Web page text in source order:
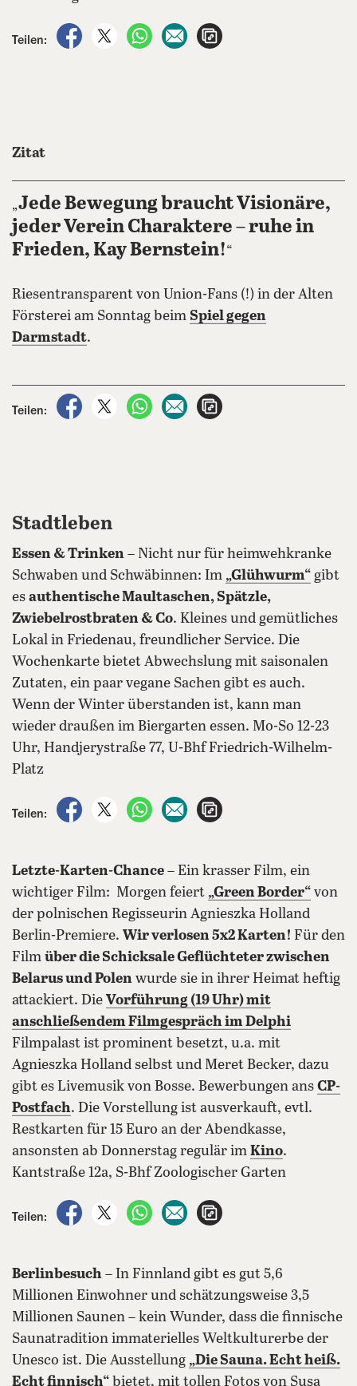
Teilen:
auf Facebook teilen
auf X teilenper WhatsApp teilen
per E-Mail teilen
Zitat
„Jede Bewegung braucht Visionäre,
jeder Verein Charaktere – ruhe in
Frieden, Kay Bernstein!“
Riesentransparent von Union-Fans (!) in der Alten
Försterei am Sonntag beim Spiel gegen
Darmstadt.
Teilen:
auf Facebook teilen
auf X teilenper WhatsApp teilen
per E-Mail teilen
Stadtleben
Essen & Trinken – Nicht nur für heimwehkranke
Schwaben und Schwäbinnen: Im „Glühwurm“ gibt
es authentische Maultaschen, Spätzle,
Zwiebelrostbraten & Co. Kleines und gemütliches
Lokal in Friedenau, freundlicher Service. Die
Wochenkarte bietet Abwechslung mit saisonalen
Zutaten, ein paar vegane Sachen gibt es auch.
Wenn der Winter überstanden ist, kann man
wieder draußen im Biergarten essen. Mo-So 12-23
Uhr, Handjerystraße 77, U-Bhf Friedrich-Wilhelm-
Platz
Teilen:
auf Facebook teilen
auf X teilenper WhatsApp teilen
per E-Mail teilen
Letzte-Karten-Chance – Ein krasser Film, ein
wichtiger Film: Morgen feiert „Green Border“ von
der polnischen Regisseurin Agnieszka Holland
Berlin-Premiere. Wir verlosen 5x2 Karten! Für den
Film über die Schicksale Geflüchteter zwischen
Belarus und Polen wurde sie in ihrer Heimat heftig
attackiert. Die Vorführung (19 Uhr) mit
anschließendem Filmgespräch im Delphi
Filmpalast ist prominent besetzt, u.a. mit
Agnieszka Holland selbst und Meret Becker, dazu
gibt es Livemusik von Bosse. Bewerbungen ans CP-
Postfach. Die Vorstellung ist ausverkauft, evtl.
Restkarten für 15 Euro an der Abendkasse,
ansonsten ab Donnerstag regulär im Kino.
Kantstraße 12a, S-Bhf Zoologischer Garten
Teilen:
auf Facebook teilen
auf X teilenper WhatsApp teilen
per E-Mail teilen
Berlinbesuch – In Finnland gibt es gut 5,6
Millionen Einwohner und schätzungsweise 3,5
Millionen Saunen – kein Wunder, dass die finnische
Saunatradition immaterielles Welt­kultur­erbe der
Unesco ist. Die Ausstellung „Die Sauna. Echt heiß.
Echt finnisch“ bietet, mit tollen Fotos von Susa